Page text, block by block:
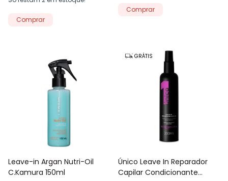
Leave-in Argan Nutri-Oil
C.Kamura 150ml
GRÁTIS
Único Leave In Reparador
Capilar Condicionante